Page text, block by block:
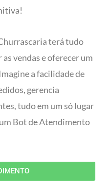
terá tudo
vendas e oferecer um
a facilidade de
gerencia
tudo em um só lugar
Bot de Atendimento